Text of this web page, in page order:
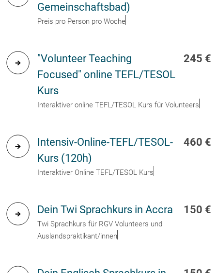
Gemeinschaftsbad)
Preis pro Person pro Woche
"Volunteer Teaching
Focused" online TEFL/TESOL
Kurs
245 €
Interaktiver online TEFL/TESOL Kurs für Volunteers
Intensiv-Online-TEFL/TESOL-
Kurs (120h)
460 €
Interaktiver Online TEFL/TESOL Kurs
Dein Twi Sprachkurs in Accra 150 €
Twi Sprachkurs für RGV Volunteers und
Auslandspraktikant/innen